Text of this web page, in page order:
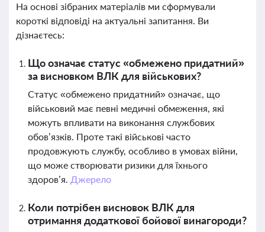
На основі зібраних матеріалів ми сформували
короткі відповіді на актуальні запитання. Ви
дізнаєтесь:
Що означає статус «обмежено придатний»
за висновком ВЛК для військових?
Статус «обмежено придатний» означає, що
військовий має певні медичні обмеження, які
можуть впливати на виконання службових
обов’язків. Проте такі військові часто
продовжують службу, особливо в умовах війни,
що може створювати ризики для їхнього
здоров’я. Джерело
Коли потрібен висновок ВЛК для
отримання додаткової бойової винагороди?